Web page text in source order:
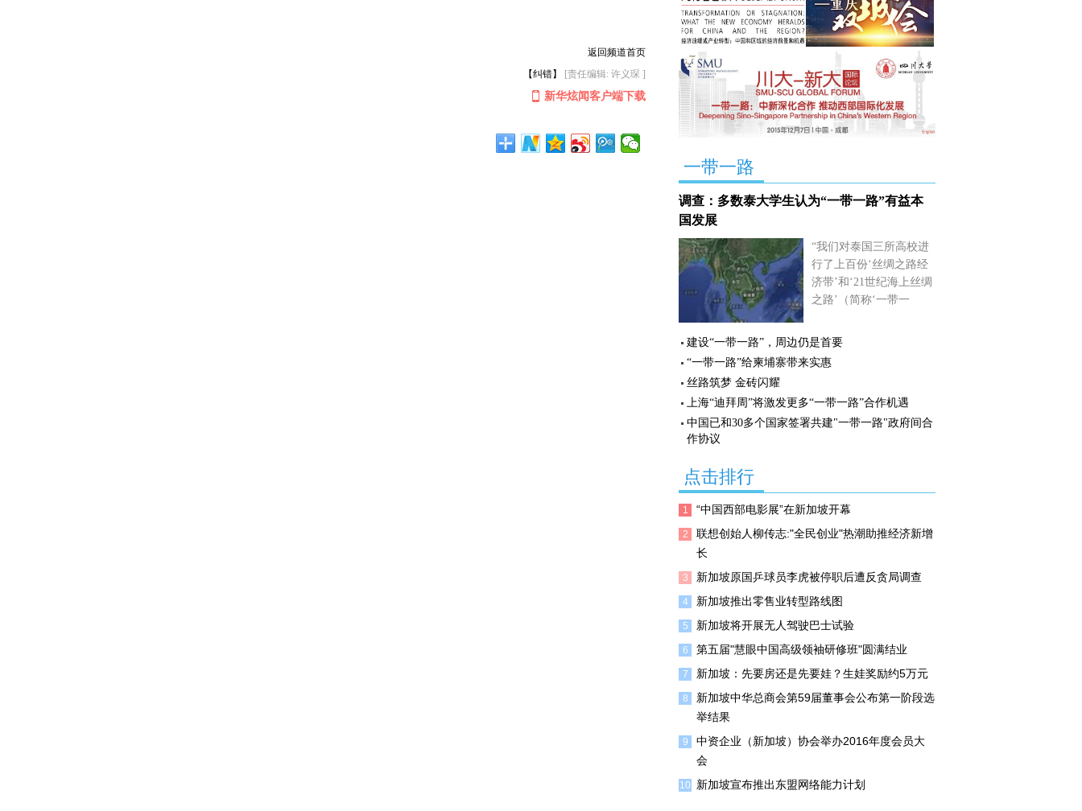
一带一路
调查：多数泰大学生认为“一带一路”有益本
国发展
“我们对泰国三所高校进
行了上百份‘丝绸之路经
济带’和‘21世纪海上丝绸
之路’（简称‘一带一
示，绝大部分本科生认
发展”，广西大学中国--
日在接受中新社记者专访
时做出如上表示。【详
建设“一带一路”，周边仍是首要
“一带一路”给柬埔寨带来实惠
丝路筑梦 金砖闪耀
上海“迪拜周”将激发更多“一带一路”合作机遇
中国已和30多个国家签署共建"一带一路"政府间合
作协议
点击排行
1 “中国西部电影展”在新加坡开幕
2
联想创始人柳传志:"全民创业"热潮助推经济新增
长
3 新加坡原国乒球员李虎被停职后遭反贪局调查
4 新加坡推出零售业转型路线图
5 新加坡将开展无人驾驶巴士试验
6 第五届"慧眼中国高级领袖研修班"圆满结业
7 新加坡：先要房还是先要娃？生娃奖励约5万元
8
新加坡中华总商会第59届董事会公布第一阶段选
举结果
9
中资企业（新加坡）协会举办2016年度会员大
会
10 新加坡宣布推出东盟网络能力计划
返回频道首页
【纠错】
[责任编辑: 许义琛 ]
新华炫闻客户端下载